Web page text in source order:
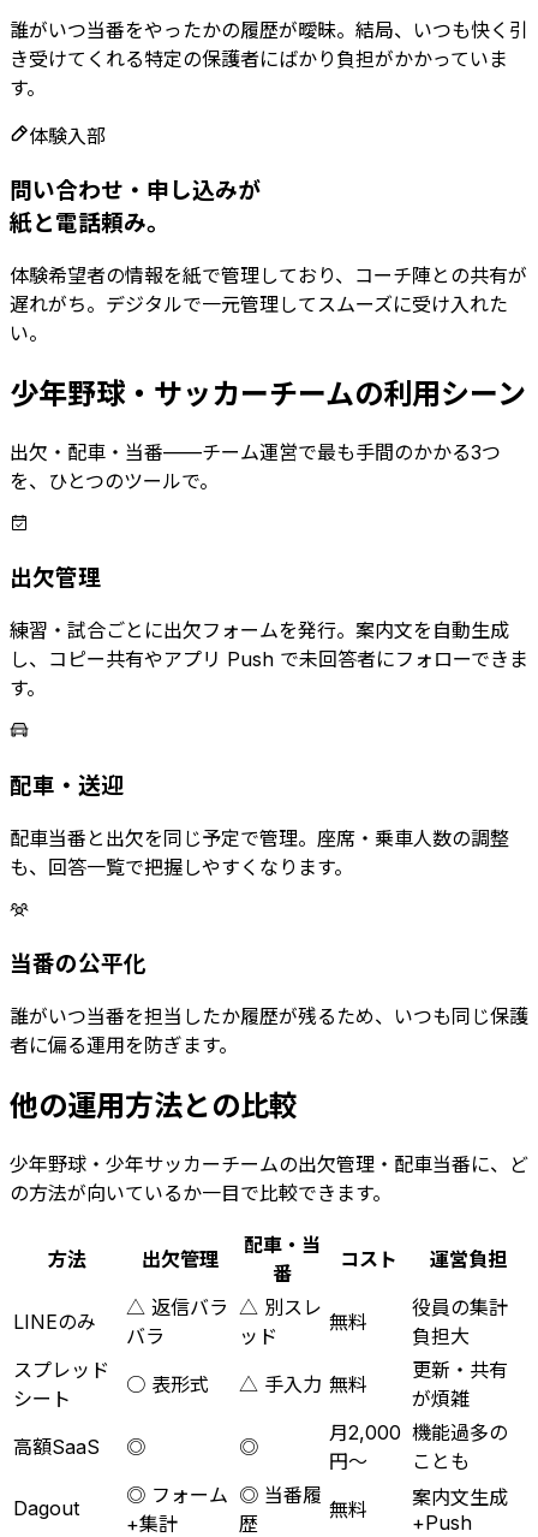
誰がいつ当番をやったかの履歴が曖昧。結局、いつも快く引
き受けてくれる特定の保護者にばかり負担がかかっていま
す。
体験入部
問い合わせ・申し込みが
紙と電話頼み。
体験希望者の情報を紙で管理しており、コーチ陣との共有が
遅れがち。デジタルで一元管理してスムーズに受け入れた
い。
少年野球・サッカーチームの利用シーン
出欠・配車・当番——チーム運営で最も手間のかかる3つ
を、ひとつのツールで。
出欠管理
練習・試合ごとに出欠フォームを発行。案内文を自動生成
し、コピー共有やアプリ Push で未回答者にフォローできま
す。
配車・送迎
配車当番と出欠を同じ予定で管理。座席・乗車人数の調整
も、回答一覧で把握しやすくなります。
当番の公平化
誰がいつ当番を担当したか履歴が残るため、いつも同じ保護
者に偏る運用を防ぎます。
他の運用方法との比較
少年野球・少年サッカーチームの出欠管理・配車当番に、ど
の方法が向いているか一目で比較できます。
方法 出欠管理
配車・当
番
コスト 運営負担
LINEのみ
△ 返信バラ
バラ
△ 別スレ
ッド
無料
役員の集計
負担大
スプレッド
シート
○ 表形式 △ 手入力 無料
更新・共有
が煩雑
高額SaaS
◎ ◎
月2,000
円〜
機能過多の
ことも
Dagout
◎ フォーム
+集計
◎ 当番履
歴
無料
案内文生成
+Push